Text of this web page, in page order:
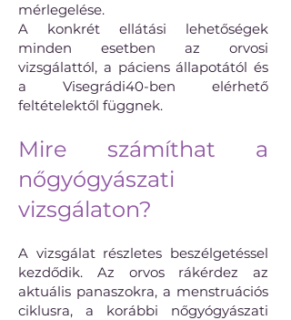
mérlegelése.
A konkrét ellátási lehetőségek
minden esetben az orvosi
vizsgálattól, a páciens állapotától és
a Visegrádi40-ben elérhető
feltételektől függnek.
Mire számíthat a
nőgyógyászati
vizsgálaton?
A vizsgálat részletes beszélgetéssel
kezdődik. Az orvos rákérdez az
aktuális panaszokra, a menstruációs
ciklusra, a korábbi nőgyógyászati